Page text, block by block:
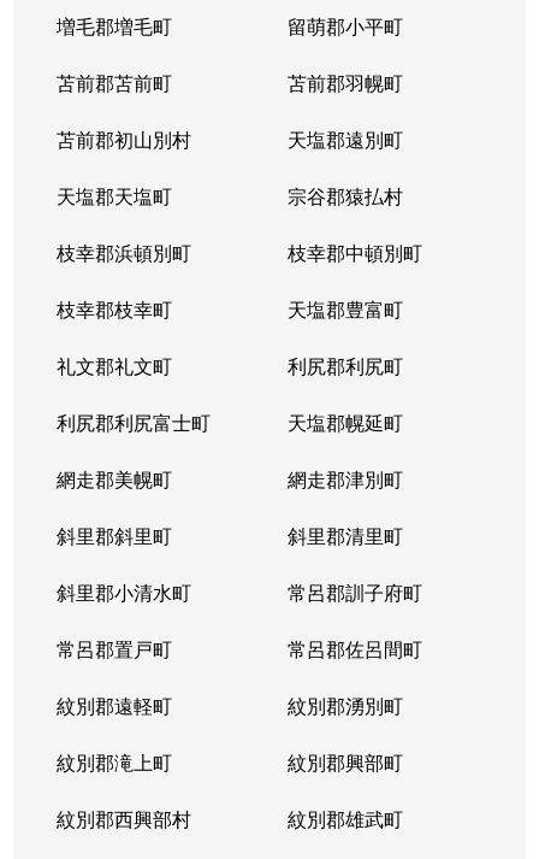
増毛郡増毛町 留萌郡小平町
苫前郡苫前町 苫前郡羽幌町
苫前郡初山別村 天塩郡遠別町
天塩郡天塩町 宗谷郡猿払村
枝幸郡浜頓別町 枝幸郡中頓別町
枝幸郡枝幸町 天塩郡豊富町
礼文郡礼文町 利尻郡利尻町
利尻郡利尻富士町 天塩郡幌延町
網走郡美幌町 網走郡津別町
斜里郡斜里町 斜里郡清里町
斜里郡小清水町 常呂郡訓子府町
常呂郡置戸町 常呂郡佐呂間町
紋別郡遠軽町 紋別郡湧別町
紋別郡滝上町 紋別郡興部町
紋別郡西興部村 紋別郡雄武町